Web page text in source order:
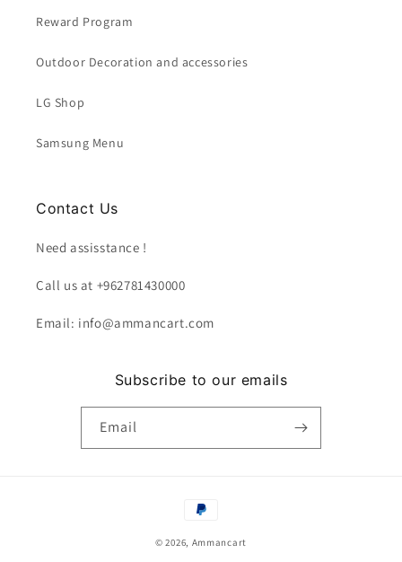
Reward Program
Outdoor Decoration and accessories
LG Shop
Samsung Menu
Contact Us
Need assisstance !
Call us at +962781430000
Email: info@ammancart.com
Subscribe to our emails
Email
Payment
© 2026, Ammancart